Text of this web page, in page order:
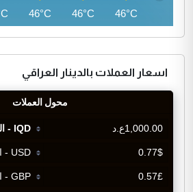
46°C
46°C
46°C
اسعار العملات بالدينار العراقي